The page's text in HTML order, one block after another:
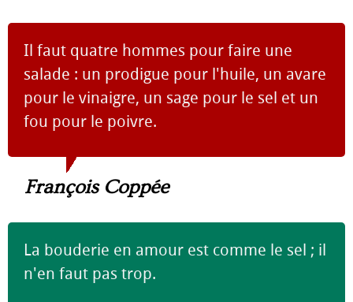
Il faut quatre hommes pour faire une
salade : un prodigue pour l'huile, un avare
pour le vinaigre, un sage pour le sel et un
fou pour le poivre.
François Coppée
La bouderie en amour est comme le sel ; il
n'en faut pas trop.